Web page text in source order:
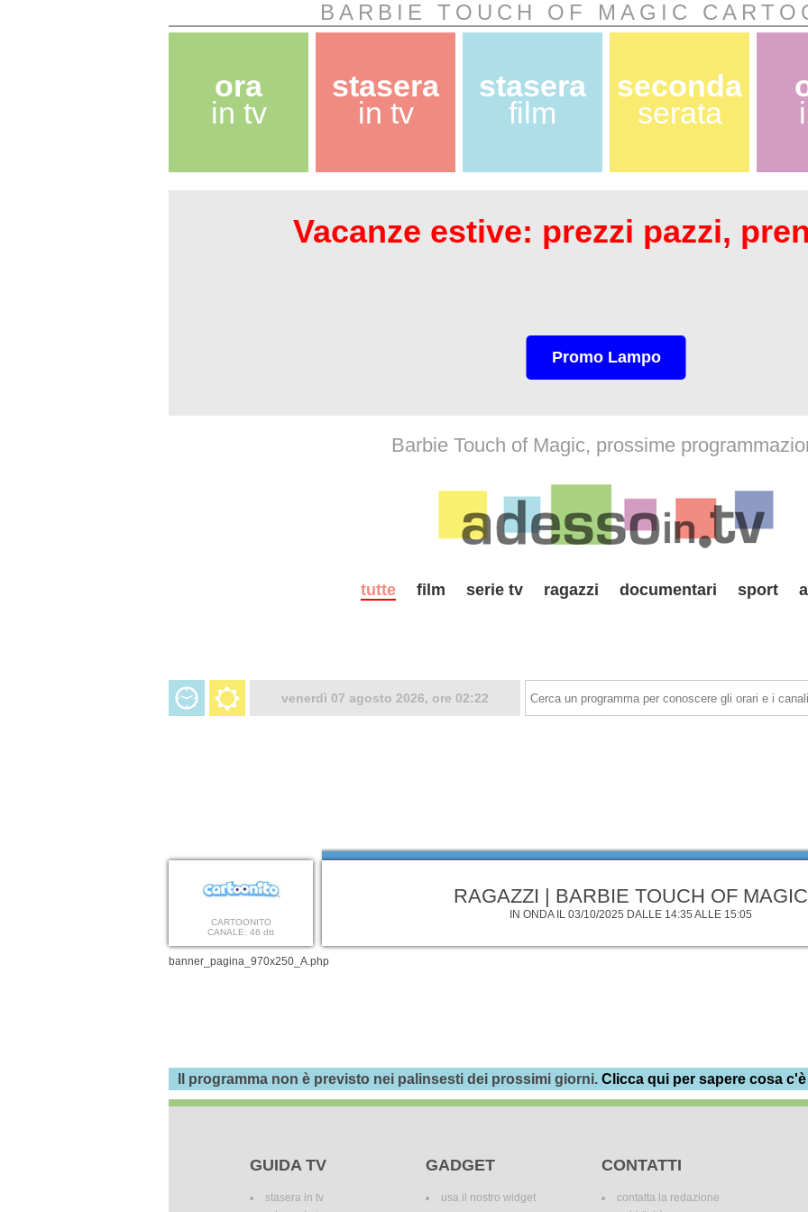
BARBIE TOUCH OF MAGIC
ora
in tv
stasera
in tv
stasera
film
seconda
serata
Vacanze estive: prezzi pazzi,
Promo Lampo
Barbie Touch of Magic, prossime
tutte film serie tv ragazzi documentari sport
venerdì 07 agosto 2026, ore 02:22
CARTOONITO
CANALE: 46 dtt
RAGAZZI | BARBIE TOUCH OF MAGIC
IN ONDA IL 03/10/2025 DALLE 14:35 ALLE 15:05
banner_pagina_970x250_A.php
Il programma non è previsto nei palinsesti dei prossimi giorni. Clicca qui per sapere cosa
GUIDA TV
stasera in tv
GADGET
usa il nostro widget
CONTATTI
contatta la redazione